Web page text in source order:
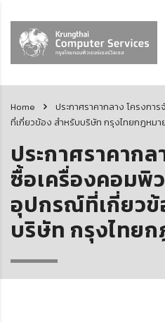
Home
ประกาศราคากลาง โครงก
ที่เกี่ยวข้อง สำหรับบริษัท กรุงไทยกฎหมา
ประกาศราคากล
ซื้อเครื่องคอมพิ
อุปกรณ์ที่เกี่ยวข้
บริษัท กรุงไทย